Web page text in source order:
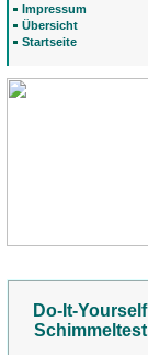
Impressum
Übersicht
Startseite
Do-It-Yourself
Schimmeltest